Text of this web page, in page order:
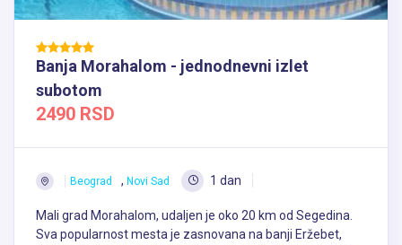
Banja Morahalom - jednodnevni izlet
subotom
2490 RSD
Beograd , Novi Sad 1 dan
Mali grad Morahalom, udaljen je oko 20 km od Segedina.
Sva popularnost mesta je zasnovana na banji Eržebet,